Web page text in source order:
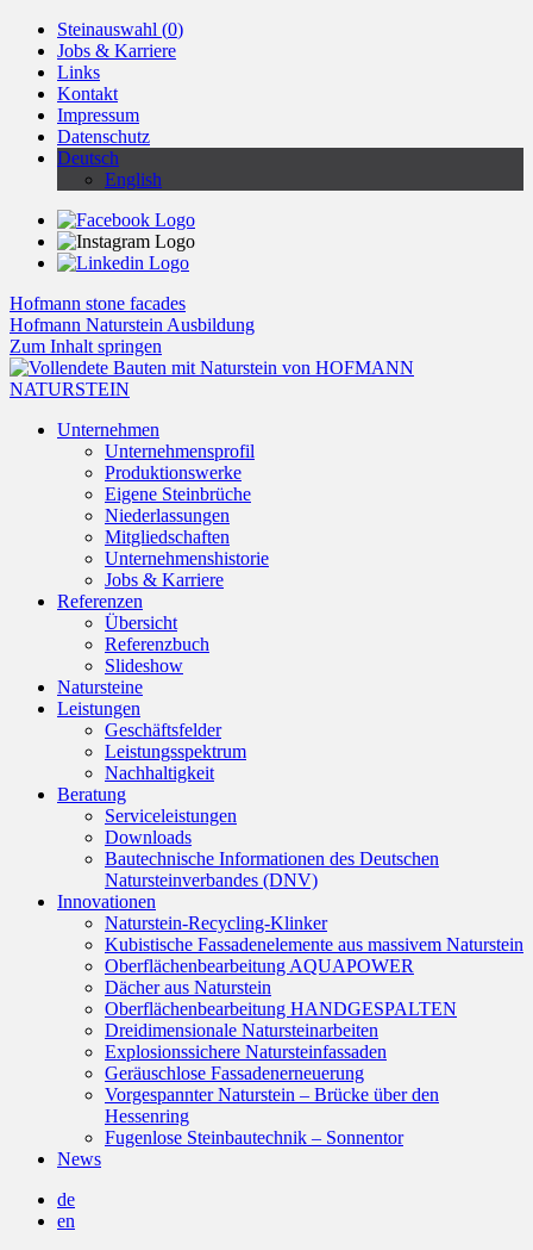
Steinauswahl (0)
Jobs & Karriere
Links
Kontakt
Impressum
Datenschutz
Deutsch
English
Hofmann stone facades
Hofmann Naturstein Ausbildung
Zum Inhalt springen
Unternehmen
Unternehmensprofil
Produktionswerke
Eigene Steinbrüche
Niederlassungen
Mitgliedschaften
Unternehmenshistorie
Jobs & Karriere
Referenzen
Übersicht
Referenzbuch
Slideshow
Natursteine
Leistungen
Geschäftsfelder
Leistungsspektrum
Nachhaltigkeit
Beratung
Serviceleistungen
Downloads
Bautechnische Informationen des Deutschen
Natursteinverbandes (DNV)
Innovationen
Naturstein-Recycling-Klinker
Kubistische Fassadenelemente aus massivem Naturstein
Oberflächenbearbeitung AQUAPOWER
Dächer aus Naturstein
Oberflächenbearbeitung HANDGESPALTEN
Dreidimensionale Natursteinarbeiten
Explosionssichere Natursteinfassaden
Geräuschlose Fassadenerneuerung
Vorgespannter Naturstein – Brücke über den
Hessenring
Fugenlose Steinbautechnik – Sonnentor
News
de
en